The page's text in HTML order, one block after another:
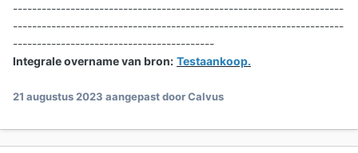
---------------------------------------------------------------------
---------------------------------------------------------------------
------------------------------------------
Integrale overname van bron: Testaankoop.
21 augustus 2023 aangepast door Calvus